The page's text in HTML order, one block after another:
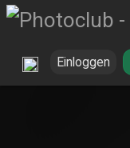
Einloggen